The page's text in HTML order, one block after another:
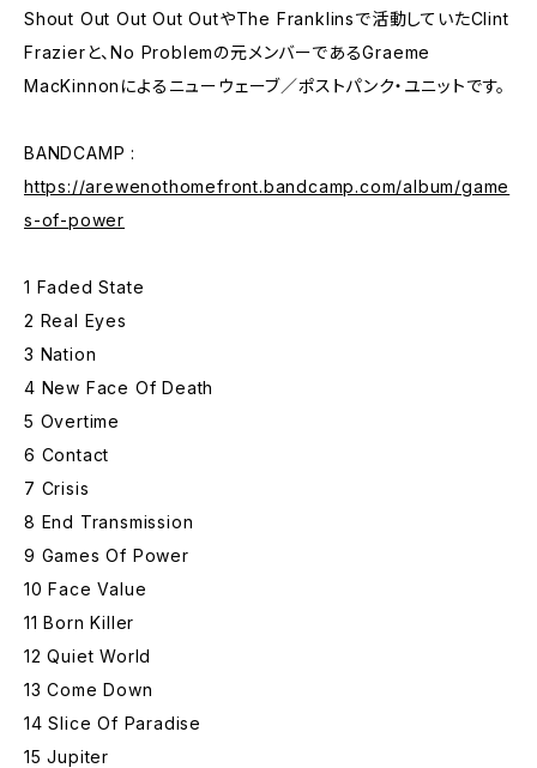
Shout Out Out Out OutやThe Franklinsで活動していたClint
Frazierと、No Problemの元メンバーであるGraeme
MacKinnonによるニューウェーブ／ポストパンク・ユニットです。
BANDCAMP :
https://arewenothomefront.bandcamp.com/album/game
s-of-power
1 Faded State
2 Real Eyes
3 Nation
4 New Face Of Death
5 Overtime
6 Contact
7 Crisis
8 End Transmission
9 Games Of Power
10 Face Value
11 Born Killer
12 Quiet World
13 Come Down
14 Slice Of Paradise
15 Jupiter